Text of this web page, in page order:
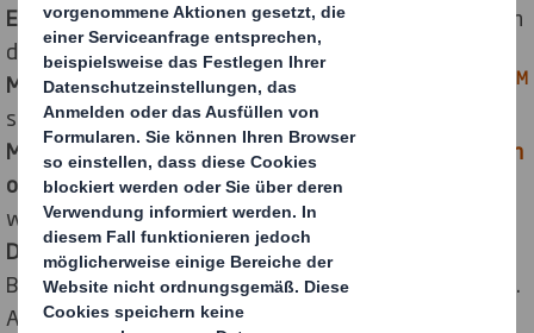
E-Commerce-Verpackungslösungen“
. Im Fokus standen
dabei die automatisierte Verpackungstechnologie
Made2fit, das Prüf- und Simulations-verfahren TM
sowie Lösungen wie dieFixier- und
Membranverpackungen, retourenfähige Verpackungen
oder Buchverpackungen.Ein besonderer
waren die Musterverpackungen mit
Digitaldruckbildern, die mit ihrem
Besuchern des Stands für echte Wow-Effekte sorgten.
Anhand der Muster demonstrierten die E-Commerce